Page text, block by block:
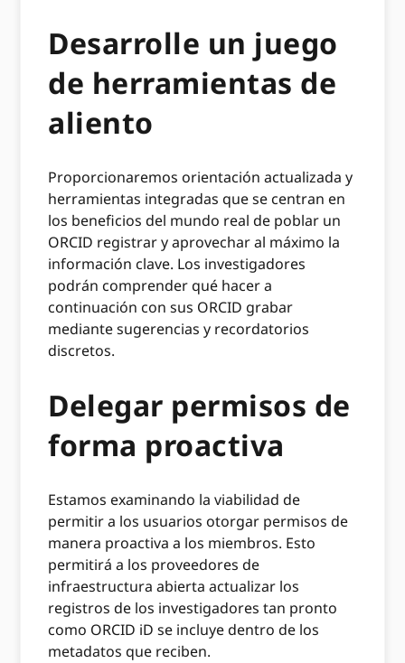
Desarrolle un juego
de herramientas de
aliento
Proporcionaremos orientación actualizada y
herramientas integradas que se centran en
los beneficios del mundo real de poblar un
ORCID registrar y aprovechar al máximo la
información clave. Los investigadores
podrán comprender qué hacer a
continuación con sus ORCID grabar
mediante sugerencias y recordatorios
discretos.
Delegar permisos de
forma proactiva
Estamos examinando la viabilidad de
permitir a los usuarios otorgar permisos de
manera proactiva a los miembros. Esto
permitirá a los proveedores de
infraestructura abierta actualizar los
registros de los investigadores tan pronto
como ORCID iD se incluye dentro de los
metadatos que reciben.